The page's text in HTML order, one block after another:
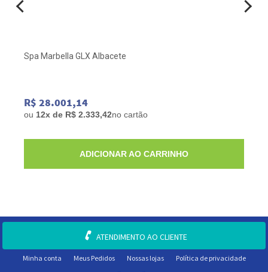
Spa Marbella GLX Albacete
R$ 28.001,14
ou 12x de R$ 2.333,42no cartão
ADICIONAR AO CARRINHO
ATENDIMENTO AO CLIENTE
Minha conta Meus Pedidos Nossas lojas Política de privacidade